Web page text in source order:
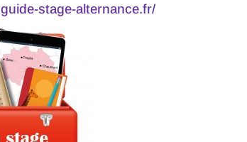
guide-stage-alternance.fr/